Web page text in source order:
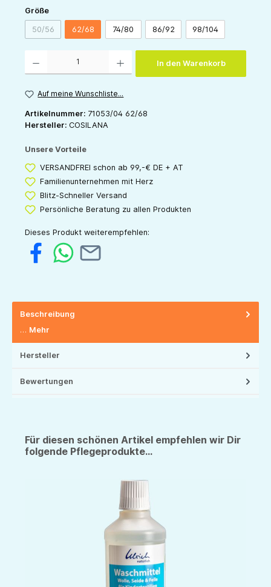
Größeauswählen
50/56(Diese Option ist zurzeit nicht verfügbar.)
62/68 74/80 86/92 98/104
In den Warenkorb
Auf meine Wunschliste...
Artikelnummer: 71053/04 62/68
Hersteller: COSILANA
Unsere Vorteile
VERSANDFREI schon ab 99,-€ DE + AT
Familienunternehmen mit Herz
Blitz-Schneller Versand
Persönliche Beratung zu allen Produkten
Dieses Produkt weiterempfehlen:
Beschreibung
… Mehr
Hersteller
Bewertungen
Für diesen schönen Artikel empfehlen wir Dir
folgende Pflegeprodukte...